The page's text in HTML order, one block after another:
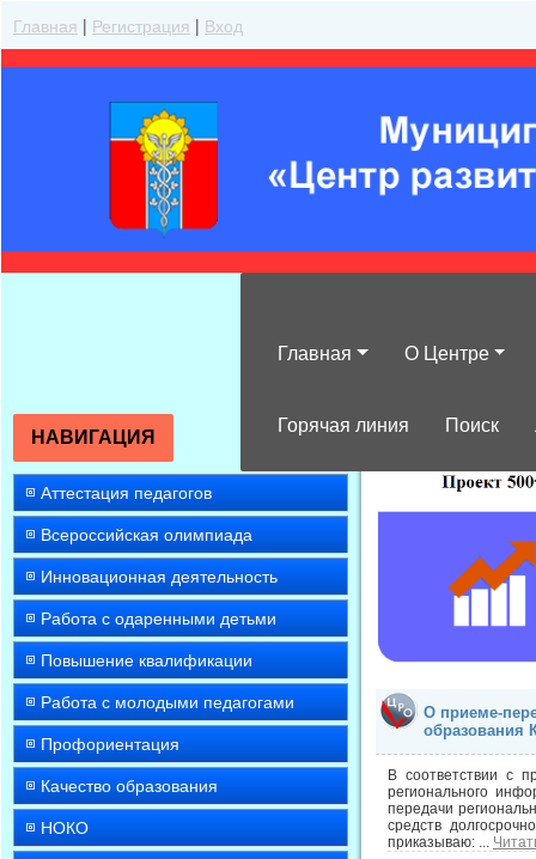
Главная | Регистрация | Вход
Главная О Центре
Горячая линия Поиск
НАВИГАЦИЯ
Аттестация педагогов
Всероссийская олимпиада
Инновационная деятельность
Работа с одаренными детьми
Повышение квалификации
Работа с молодыми педагогами
Профориентация
Качество образования
НОКО
О приеме-
образования
В соответствии с
регионального
передачи
средств
приказываю: ...